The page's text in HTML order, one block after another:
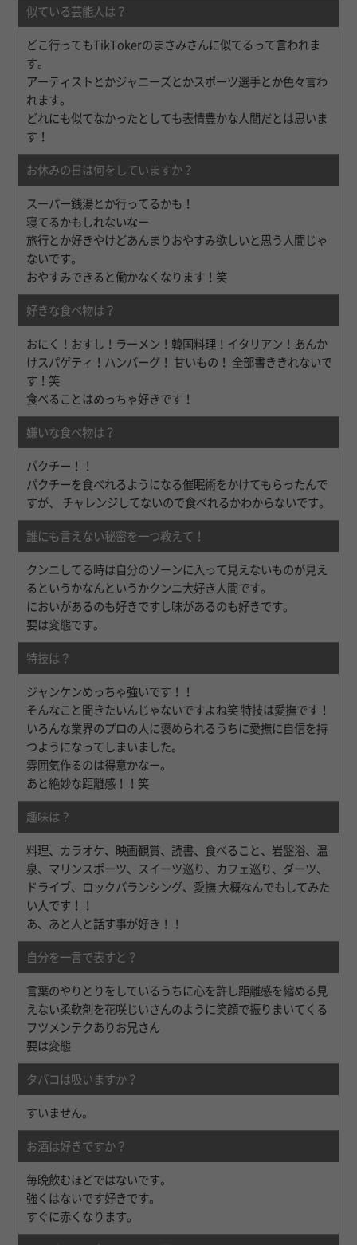
似ている芸能人は？
どこ行ってもTikTokerのまさみさんに似てるって言われま
す。
アーティストとかジャニーズとかスポーツ選手とか色々言わ
れます。
どれにも似てなかったとしても表情豊かな人間だとは思いま
す！
お休みの日は何をしていますか？
スーパー銭湯とか行ってるかも！
寝てるかもしれないなー
旅行とか好きやけどあんまりおやすみ欲しいと思う人間じゃ
ないです。
おやすみできると働かなくなります！笑
好きな食べ物は？
おにく！おすし！ラーメン！韓国料理！イタリアン！あんか
けスパゲティ！ハンバーグ！ 甘いもの！ 全部書ききれないで
す！笑
食べることはめっちゃ好きです！
嫌いな食べ物は？
パクチー！！
パクチーを食べれるようになる催眠術をかけてもらったんで
すが、 チャレンジしてないので食べれるかわからないです。
誰にも言えない秘密を一つ教えて！
クンニしてる時は自分のゾーンに入って見えないものが見え
るというかなんというかクンニ大好き人間です。
においがあるのも好きですし味があるのも好きです。
要は変態です。
特技は？
ジャンケンめっちゃ強いです！！
そんなこと聞きたいんじゃないですよね笑 特技は愛撫です！
いろんな業界のプロの人に褒められるうちに愛撫に自信を持
つようになってしまいました。
雰囲気作るのは得意かなー。
あと絶妙な距離感！！笑
趣味は？
料理、カラオケ、映画観賞、読書、食べること、岩盤浴、温
泉、マリンスポーツ、スイーツ巡り、カフェ巡り、ダーツ、
ドライブ、ロックバランシング、愛撫 大概なんでもしてみた
い人です！！
あ、あと人と話す事が好き！！
自分を一言で表すと？
言葉のやりとりをしているうちに心を許し距離感を縮める見
えない柔軟剤を花咲じいさんのように笑顔で振りまいてくる
フツメンテクありお兄さん
要は変態
タバコは吸いますか？
すいません。
お酒は好きですか？
毎晩飲むほどではないです。
強くはないです好きです。
すぐに赤くなります。